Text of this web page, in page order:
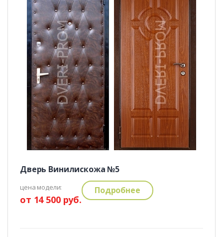
Дверь Винилискожа №5
цена модели:
от 14 500 руб.
Подробнее